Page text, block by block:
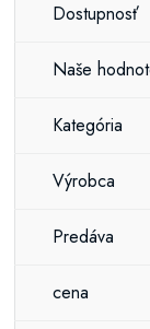
Dostupnosť
Naše
Kategória
Výrobca
Predáva
cena